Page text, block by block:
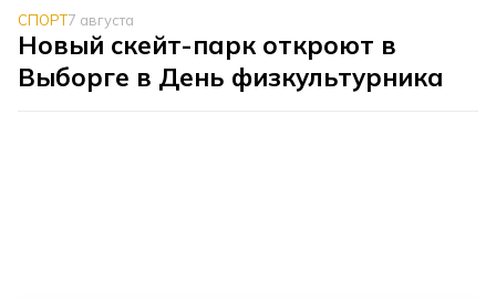
СПОРТ7 августа
Новый скейт-парк откроют в
Выборге в День физкультурника